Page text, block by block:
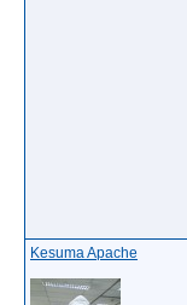
Kesuma Apache